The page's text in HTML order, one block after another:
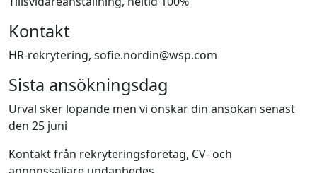
Kontakt
HR-rekrytering, sofie.nordin@wsp.com
Sista ansökningsdag
Urval sker löpande men vi önskar din ansökan senast
den 25 juni
Kontakt från rekryteringsföretag, CV- och